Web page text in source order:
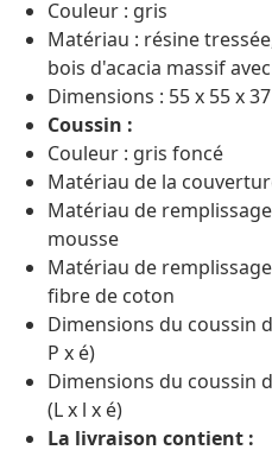
Couleur : gris
Matériau : résine
bois d'acacia massif
Dimensions : 55 x 55 x
Coussin :
Couleur : gris foncé
Matériau de la
Matériau de
mousse
Matériau de
fibre de coton
Dimensions du coussin
P x é)
Dimensions du coussin
(L x l x é)
La livraison contient :